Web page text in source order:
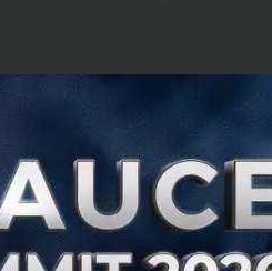
จ่าย "เงินปันผลระหว่างกาล"
ประเทศไทย (ธปท.) ได้ชี้แจงถึง
ถานการณ์ที่มีความไม่แน่นอนสูง
ร่ และจะจบอย่างไร การรักษา